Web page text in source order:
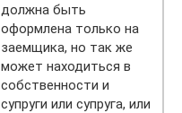
должна быть
оформлена только на
заемщика, но так же
может находиться в
собственности и
супруги или супруга, или